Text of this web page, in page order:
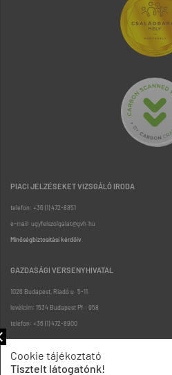
PIACI JELZÉSEKET VIZSGÁLÓ IRODA
telefon: +36 (1) 472-8851
e-mail: ugyfelszolgalat@gvh.hu
Minőségbiztosítási kérdőív
GAZDASÁGI VERSENYHIVATAL
1026 Budapest, Riadó u. 5-11.
levélcím: 1534 Budapest Pf.: 958
telefon: +36 (1) 472-8900
Cookie tájékoztató
Tisztelt látogatónk!